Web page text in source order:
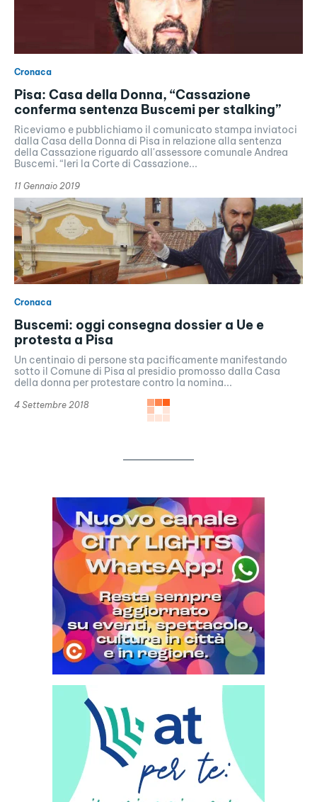
Cronaca
Pisa: Casa della Donna, “Cassazione
conferma sentenza Buscemi per stalking”
Riceviamo e pubblichiamo il comunicato stampa inviatoci
dalla Casa della Donna di Pisa in relazione alla sentenza
della Cassazione riguardo all'assessore comunale Andrea
Buscemi. “Ieri la Corte di Cassazione...
11 Gennaio 2019
Cronaca
Buscemi: oggi consegna dossier a Ue e
protesta a Pisa
Un centinaio di persone sta pacificamente manifestando
sotto il Comune di Pisa al presidio promosso dalla Casa
della donna per protestare contro la nomina...
4 Settembre 2018